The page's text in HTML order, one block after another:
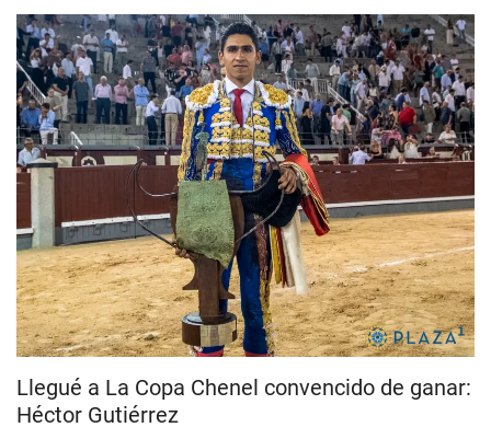
Llegué a La Copa Chenel convencido de ganar:
Héctor Gutiérrez